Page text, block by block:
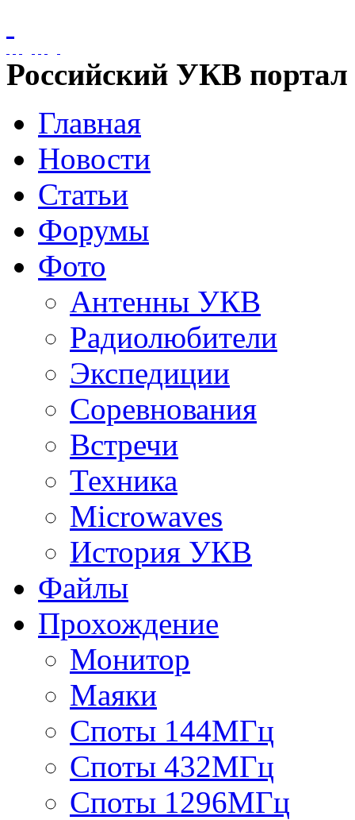
Российский УКВ портал
Главная
Новости
Статьи
Форумы
Фото
Антенны УКВ
Радиолюбители
Экспедиции
Соревнования
Встречи
Техника
Microwaves
История УКВ
Файлы
Прохождение
Монитор
Маяки
Споты 144МГц
Споты 432МГц
Споты 1296МГц